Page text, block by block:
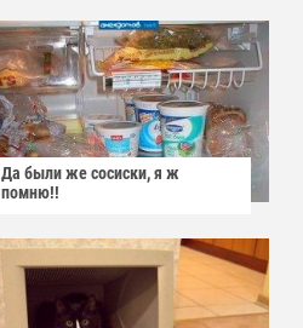
Да были же сосиски, я ж
помню!!